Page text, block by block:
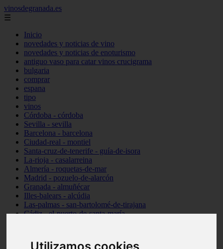
vinosdegranada.es
☰
Inicio
novedades y noticias de vino
novedades y noticias de enoturismo
antiguo vaso para catar vinos crucigrama
bulgaria
comprar
espana
tipo
vinos
Córdoba - córdoba
Sevilla - sevilla
Barcelona - barcelona
Ciudad-real - montiel
Santa-cruz-de-tenerife - guía-de-isora
La-rioja - casalarreina
Almería - roquetas-de-mar
Madrid - pozuelo-de-alarcón
Granada - almuñécar
Illes-balears - alcúdia
Las-palmas - san-bartolomé-de-tirajana
Cádiz - el-puerto-de-santa-maría
Santa-cruz-de-tenerife - los-llanos-de-aridane